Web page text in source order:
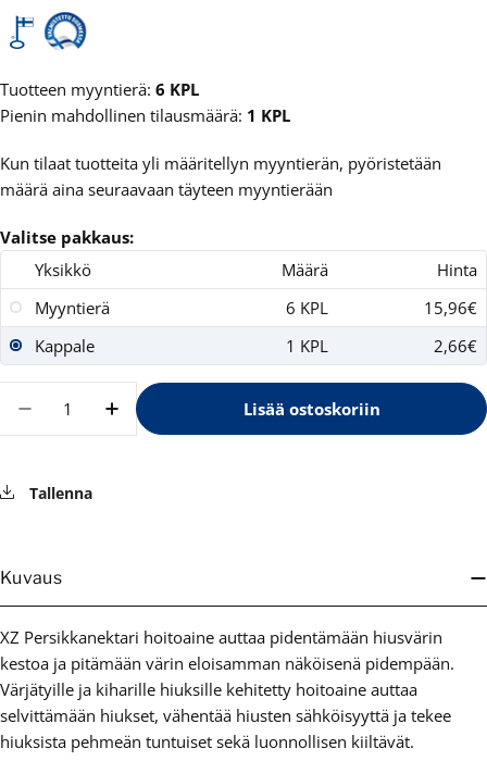
Tuotteen myyntierä: 6 KPL
Pienin mahdollinen tilausmäärä: 1 KPL
Kun tilaat tuotteita yli määritellyn myyntierän, pyöristetään
määrä aina seuraavaan täyteen myyntierään
Valitse pakkaus:
Yksikkö
Määrä
Hinta
Myyntierä
6 KPL
15,96€
Kappale
1 KPL 2,66€
Vähennä määrää tuotteelle XZ
Lisää määrää tuotteelle XZ
Lisää ostoskoriin
Tallenna
Kuvaus
XZ Persikkanektari hoitoaine auttaa pidentämään hiusvärin
kestoa ja pitämään värin eloisamman näköisenä pidempään.
Värjätyille ja kiharille hiuksille kehitetty hoitoaine auttaa
selvittämään hiukset, vähentää hiusten sähköisyyttä ja tekee
hiuksista pehmeän tuntuiset sekä luonnollisen kiiltävät.